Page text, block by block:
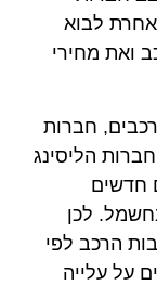
לבוא
ואת מחירי
חברות
הליסינג
חדשים
לכן
הרכב לפי
על עלייה